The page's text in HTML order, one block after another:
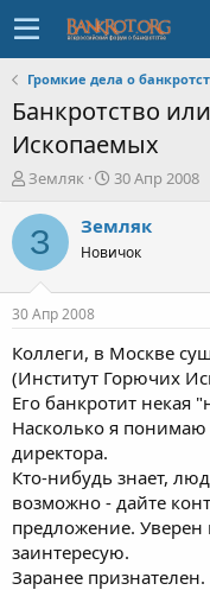
Громкие дела о
Банкротство
Ископаемых
А
т
о
р
е
м
ы
Земляк
Д
т
н
л
30 Апр 2008
З Земляк
Новичок
30 Апр 2008
Коллеги, в Москве
(Институт Горючих
Его банкротит некая
Насколько я
директора.
Кто-нибудь знает,
возможно - дайте
предложение. Уверен
заинтересую.
Заранее признателен.